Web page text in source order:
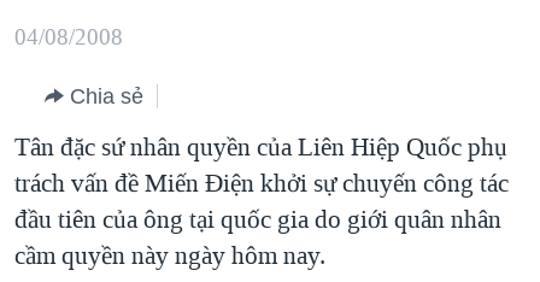
dung
chính
điều
hướng
chính
Đi
BIỂN ĐÔNG
BLOG
DIỄN ĐÀN
MỤC
TỰ DO BÁO CHÍ
CHUYÊN ĐỀ
04/08/2008
Chia sẻ
Tân đặc sứ nhân quyền của Liên Hiệp Quốc phụ
trách vấn đề Miến Điện khởi sự chuyến công tác
đầu tiên của ông tại quốc gia do giới quân nhân
cầm quyền này ngày hôm nay.